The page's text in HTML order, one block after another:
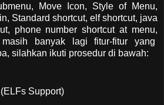
Move Icon, Style of Menu,
Standard shortcut, elf shortcut, java
phone number shortcut at menu,
banyak lagi fitur-fitur yang
silahkan ikuti prosedur di bawah:
Support)